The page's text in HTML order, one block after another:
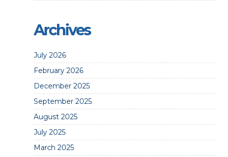
Archives
July 2026
February 2026
December 2025
September 2025
August 2025
July 2025
March 2025